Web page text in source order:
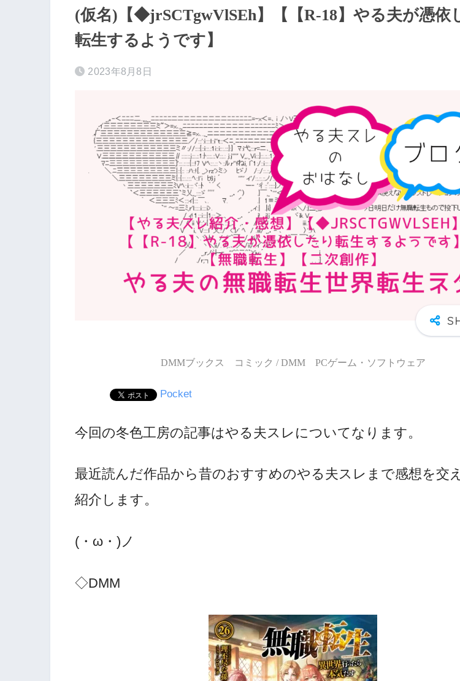
(仮名)【◆jrSCTgwVlSEh】【【R-18】やる夫が憑依
転生するようです】
2023年8月8日
DMMブックス コミック / DMM PCゲーム・ソフトウェア
Pocket
今回の冬色工房の記事はやる夫スレについてなります。
最近読んだ作品から昔のおすすめのやる夫スレまで感想を交
紹介します。
(・ω・)ノ
◇DMM